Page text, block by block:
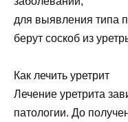
для выявления типа
берут соскоб из
Как лечить уретрит
Лечение уретрита
патологии. До